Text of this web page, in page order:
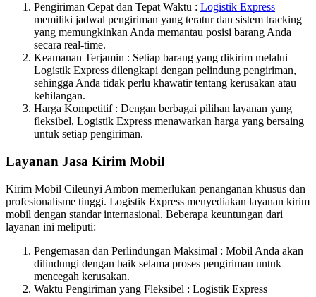
Pengiriman Cepat dan Tepat Waktu : Logistik Express
memiliki jadwal pengiriman yang teratur dan sistem tracking
yang memungkinkan Anda memantau posisi barang Anda
secara real-time.
Keamanan Terjamin : Setiap barang yang dikirim melalui
Logistik Express dilengkapi dengan pelindung pengiriman,
sehingga Anda tidak perlu khawatir tentang kerusakan atau
kehilangan.
Harga Kompetitif : Dengan berbagai pilihan layanan yang
fleksibel, Logistik Express menawarkan harga yang bersaing
untuk setiap pengiriman.
Layanan Jasa Kirim Mobil
Kirim Mobil Cileunyi Ambon memerlukan penanganan khusus dan
profesionalisme tinggi. Logistik Express menyediakan layanan kirim
mobil dengan standar internasional. Beberapa keuntungan dari
layanan ini meliputi:
Pengemasan dan Perlindungan Maksimal : Mobil Anda akan
dilindungi dengan baik selama proses pengiriman untuk
mencegah kerusakan.
Waktu Pengiriman yang Fleksibel : Logistik Express